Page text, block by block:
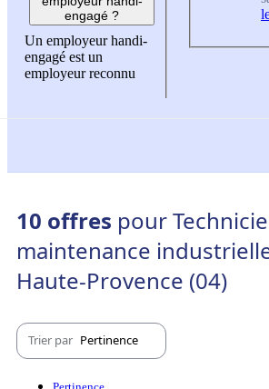
engagé ?
Un employeur handi-
engagé est un
employeur reconnu
10 offres pour
maintenance
Haute-Provence (04)
Trier par Pertinence